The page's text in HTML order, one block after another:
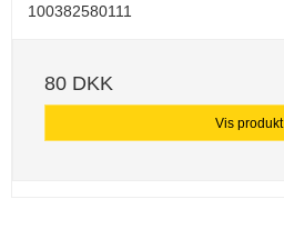
100382580111
80 DKK
Vis produkt